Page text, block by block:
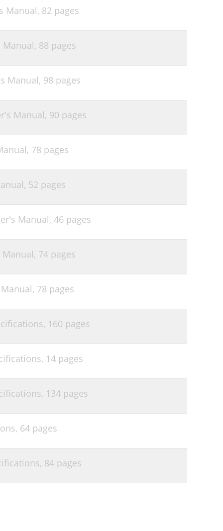
Manual, 82 pages
Manual, 88 pages
Manual, 98 pages
Manual, 90 pages
78 pages
52 pages
Manual, 46 pages
Manual, 74 pages
78 pages
160 pages
14 pages
134 pages
64 pages
84 pages